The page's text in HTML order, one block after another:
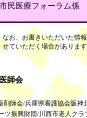
市民医療フォーラム係
なお、お書きいただいた情
せていただく場合がありま
師会
剤師会/兵庫県看護協会阪
ツ振興財団/川西市老人ク